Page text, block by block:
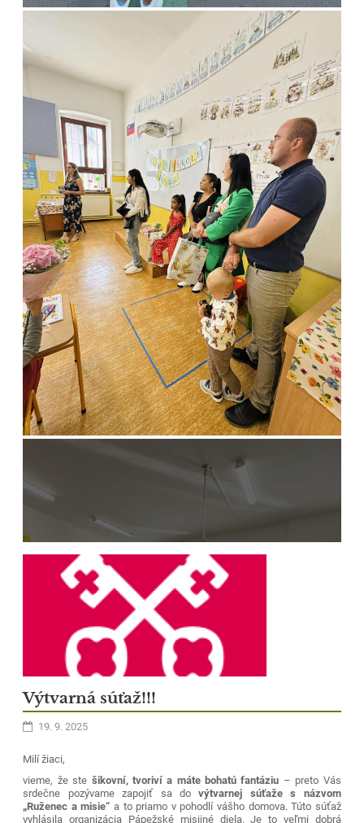
Výtvarná súťaž!!!
19. 9. 2025
Milí žiaci,
vieme, že ste šikovní, tvoriví a máte bohatú fantáziu – preto Vás
srdečne pozývame zapojiť sa dovýtvarnej súťaže s názvom
„Ruženec a misie“ a to priamo v pohodlí vášho domova. Túto súťaž
vyhlásila organizácia Pápežské misijné diela. Je to veľmi dobrá